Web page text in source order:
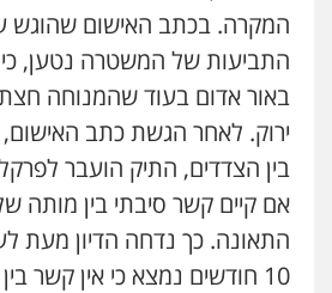
המקרה. בכתב האישום שהוגש
התביעות של המשטרה נטען,
באור אדום בעוד שהמנוחה
ירוק. לאחר הגשת כתב
בין הצדדים, התיק הועבר
אם קיים קשר סיבתי בין מותה
התאונה. כך נדחה הדיון מעת
10 חודשים נמצא כי אין קשר